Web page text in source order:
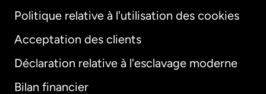
Politique relative à l'utilisation des cookies
Acceptation des clients
Déclaration relative à l'esclavage moderne
Bilan financier
International